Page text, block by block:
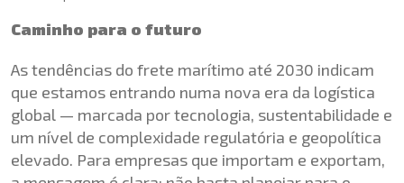
Caminho para o futuro
As tendências do frete marítimo até 2030 indicam
que estamos entrando numa nova era da logística
global — marcada por tecnologia, sustentabilidade e
um nível de complexidade regulatória e geopolítica
elevado. Para empresas que importam e exportam,